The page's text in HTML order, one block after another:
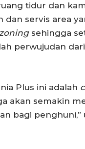
tidur dan
servis area
sehingga
perwujudan
Plus ini adalah
akan semakin
bagi